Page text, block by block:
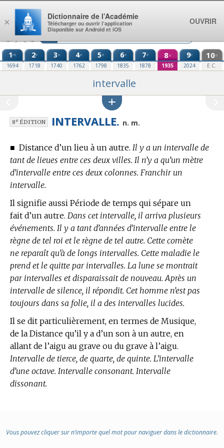
Aller au contenu
1re
1694
2e
1718
3e
1740
4e
1762
5e
1798
6e
1835
7e
1878
8e
1935
9e
2024
10e
E.C.
intervalle
8eÉDITION INTERVALLE. n. m.
■ Distance d’un lieu à un autre. Il y a un intervalle de
tant de lieues entre ces deux villes. Il n’y a qu’un mètre
d’intervalle entre ces deux colonnes. Franchir un
intervalle.
Il signifie aussi Période de temps qui sépare un
fait d’un autre. Dans cet intervalle, il arriva plusieurs
événements. Il y a tant d’années d’intervalle entre le
règne de tel roi et le règne de tel autre. Cette comète
ne reparaît qu’à de longs intervalles. Cette maladie le
prend et le quitte par intervalles. La lune se montrait
par intervalles et disparaissait de nouveau. Après un
intervalle de silence, il répondit. Cet homme n’est pas
toujours dans sa folie, il a des intervalles lucides.
Il se dit particulièrement, en termes de Musique,
de la Distance qu’il y a d’un son à un autre, en
allant de l’aigu au grave ou du grave à l’aigu.
Intervalle de tierce, de quarte, de quinte. L’intervalle
d’une octave. Intervalle consonant. Intervalle
dissonant.
Vous pouvez cliquer sur n’importe quel mot pour naviguer dans le dictionnaire.
×
Dictionnaire de l’Académie
Télécharger ou ouvrir l’application
Disponible sur Android et iOS
OUVRIR